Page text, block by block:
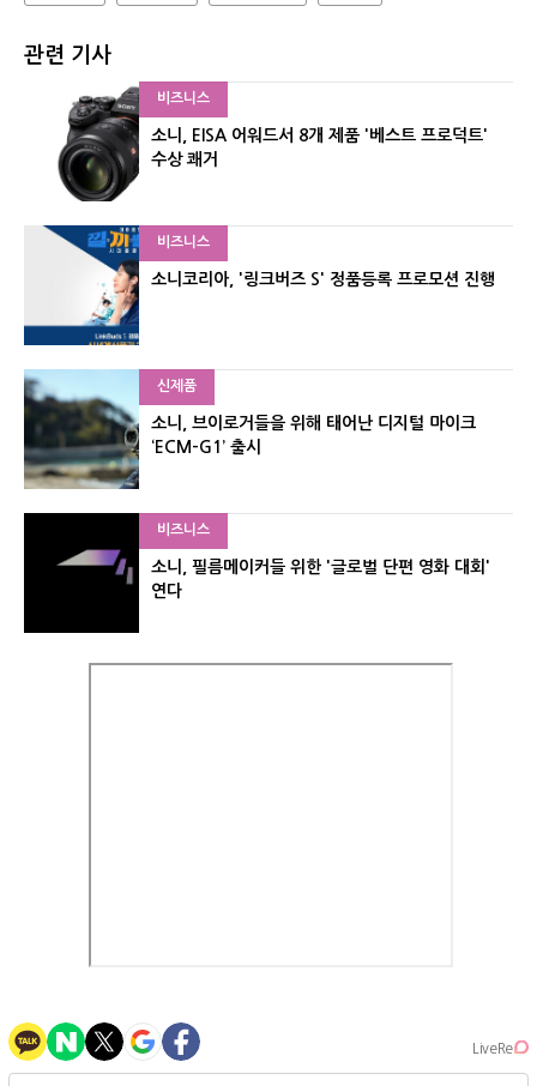
관련 기사
비즈니스
소니, EISA 어워드서 8개 제품 '베스트 프로덕트'
수상 쾌거
비즈니스
소니코리아, '링크버즈 S' 정품등록 프로모션 진행
신제품
소니, 브이로거들을 위해 태어난 디지털 마이크
‘ECM-G1’ 출시
비즈니스
소니, 필름메이커들 위한 '글로벌 단편 영화 대회'
연다